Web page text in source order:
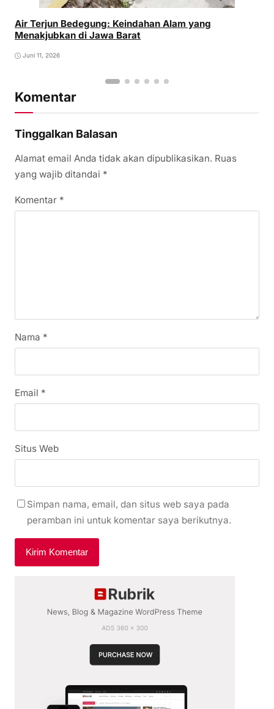
Air Terjun Bedegung: Keindahan Alam yang
Menakjubkan di Jawa Barat
Juni 11, 2026
Komentar
Tinggalkan Balasan
Alamat email Anda tidak akan dipublikasikan. Ruas
yang wajib ditandai *
Komentar *
Nama *
Email *
Situs Web
Simpan nama, email, dan situs web saya pada
peramban ini untuk komentar saya berikutnya.